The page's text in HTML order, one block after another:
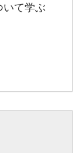
て学ぶ